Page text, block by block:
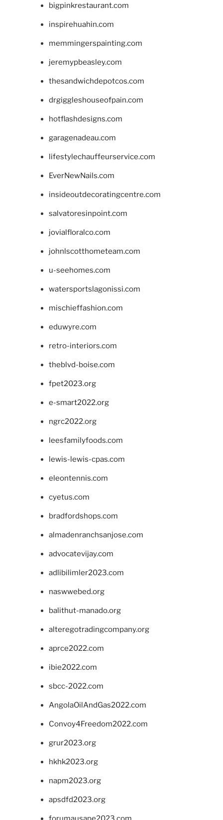
bigpinkrestaurant.com
inspirehuahin.com
memmingerspainting.com
jeremypbeasley.com
thesandwichdepotcos.com
drgiggleshouseofpain.com
hotflashdesigns.com
garagenadeau.com
lifestylechauffeurservice.com
EverNewNails.com
insideoutdecoratingcentre.com
salvatoresinpoint.com
jovialfloralco.com
johnlscotthometeam.com
u-seehomes.com
watersportslagonissi.com
mischieffashion.com
eduwyre.com
retro-interiors.com
theblvd-boise.com
fpet2023.org
e-smart2022.org
ngrc2022.org
leesfamilyfoods.com
lewis-lewis-cpas.com
eleontennis.com
cyetus.com
bradfordshops.com
almadenranchsanjose.com
advocatevijay.com
adlibilimler2023.com
naswwebed.org
balithut-manado.org
alteregotradingcompany.org
aprce2022.com
ibie2022.com
sbcc-2022.com
AngolaOilAndGas2022.com
Convoy4Freedom2022.com
grur2023.org
hkhk2023.org
napm2023.org
apsdfd2023.org